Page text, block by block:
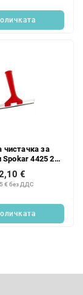
чистачка за
Spokar 4425 20
см
€ без ДДС
€